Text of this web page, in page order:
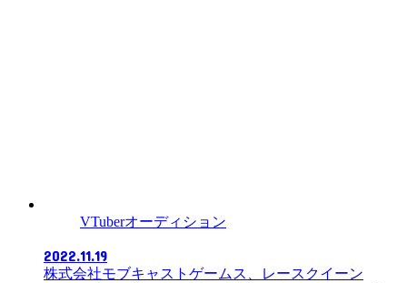
VTuberオーディション
2022.11.19
株式会社モブキャストゲームス、レースクイーン